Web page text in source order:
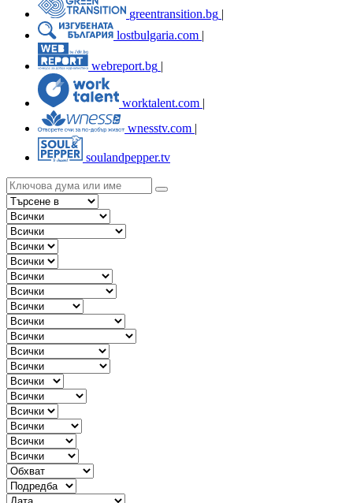
greentransition.bg |
lostbulgaria.com |
webreport.bg
worktalent.com |
wnesstv.com |
soulandpepper.tv